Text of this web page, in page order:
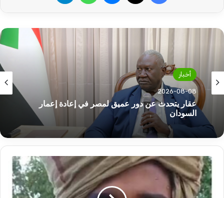
أخبار
2026-08-08
عقار يتحدث عن دور عميق لمصر في إعادة إعمار
السودان
اعتداء
خطير
على
الميلشي